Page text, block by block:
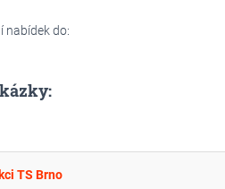
nabídek do:
TS Brno